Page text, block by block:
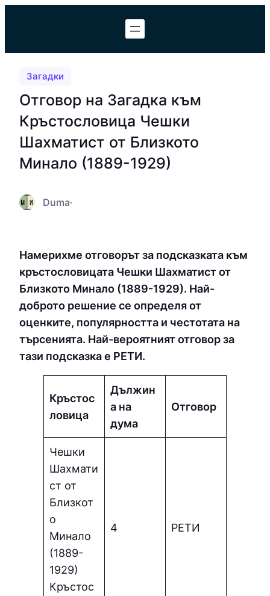
Загадки
Отговор на Загадка към
Кръстословица Чешки
Шахматист от Близкото
Минало (1889-1929)
Duma·
Намерихме отговорът за подсказката към
кръстословицата Чешки Шахматист от
Близкото Минало (1889-1929). Най-
доброто решение се определя от
оценките, популярността и честотата на
търсенията. Най-вероятният отговор за
тази подсказка е РEТИ.
Кръстос
ловица
Дължин
а на
дума
Отговор
Чешки
Шахмати
ст от
Близкот
о
Минало
(1889-
1929)
Кръстос
4 РEТИ